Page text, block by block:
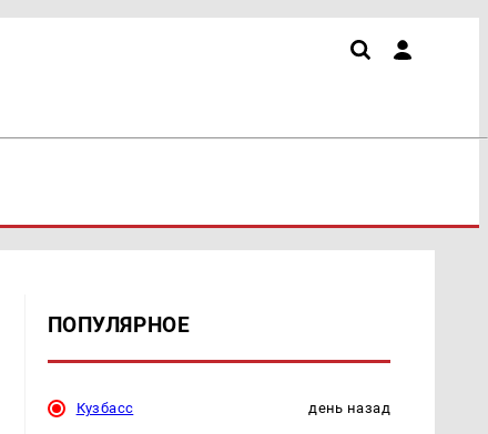
ПОПУЛЯРНОЕ
Кузбасс день назад